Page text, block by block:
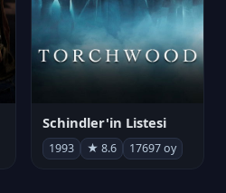
Schindler'in Listesi
1993 ★ 8.6 17697 oy